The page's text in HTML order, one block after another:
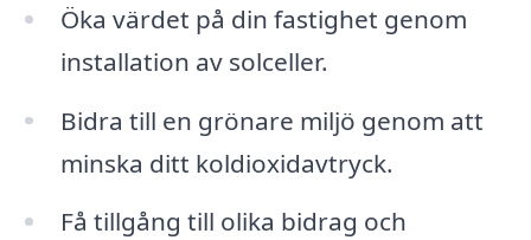
Öka värdet på din fastighet genom
installation av solceller.
Bidra till en grönare miljö genom att
minska ditt koldioxidavtryck.
Få tillgång till olika bidrag och